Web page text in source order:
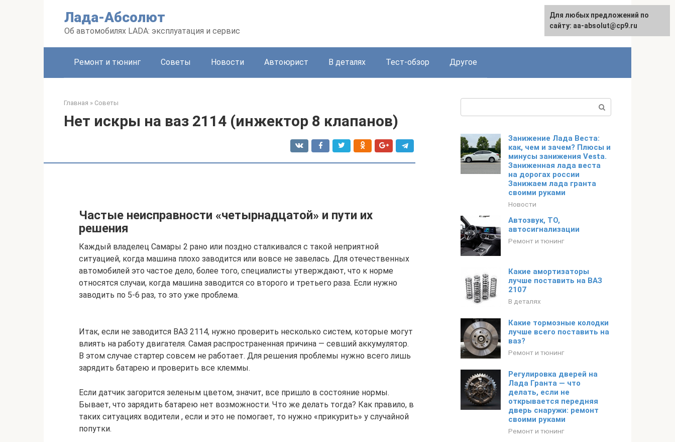
Лада-Абсолют
Об автомобилях LADA: эксплуатация и сервис
English
Ремонт и тюнинг Советы Новости Автоюрист В деталях Тест-обзор Другое
Главная » Советы
Нет искры на ваз 2114 (инжектор 8 клапанов)
Частые неисправности «четырнадцатой» и пути их
решения
Каждый владелец Самары 2 рано или поздно сталкивался с такой неприятной
ситуацией, когда машина плохо заводится или вовсе не завелась. Для отечественных
автомобилей это частое дело, более того, специалисты утверждают, что к норме
относятся случаи, когда машина заводится со второго и третьего раза. Если нужно
заводить по 5-6 раз, то это уже проблема.
Итак, если не заводится ВАЗ 2114, нужно проверить несколько систем, которые могут
влиять на работу двигателя. Самая распространенная причина — севший аккумулятор.
В этом случае стартер совсем не работает. Для решения проблемы нужно всего лишь
зарядить батарею и проверить все клеммы.
Если датчик загорится зеленым цветом, значит, все пришло в состояние нормы.
Бывает, что зарядить батарею нет возможности. Что же делать тогда? Как правило, в
таких ситуациях водители , если и это не помогает, то нужно «прикурить» у случайной
попутки.
Занижение Лада Веста:
как, чем и зачем? Плюсы и
минусы занижения Vesta.
Заниженная лада веста
на дорогах россии
Занижаем лада гранта
своими руками
Новости
Автозвук, ТО,
автосигнализации
Ремонт и тюнинг
Какие амортизаторы
лучше поставить на ВАЗ
2107
В деталях
Какие тормозные колодки
лучше всего поставить на
ваз?
Ремонт и тюнинг
Регулировка дверей на
Лада Гранта — что
делать, если не
открывается передняя
дверь снаружи: ремонт
своими руками
Ремонт и тюнинг
Для любых предложений по
сайту: aa-absolut@cp9.ru